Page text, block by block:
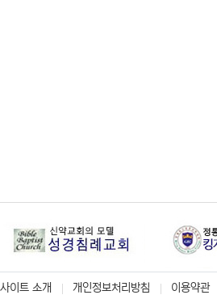
사이트 소개 개인정보처리방침 이용약관